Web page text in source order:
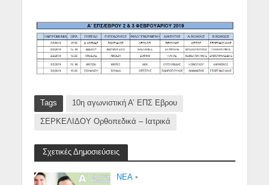
Tags 10η αγωνιστική Α’ ΕΠΣ Εβρου
ΣΕΡΚΕΛΙΔΟΥ Ορθοπεδικά – Ιατρικά
Σχετικές Δημοσιεύσεις
NEA •